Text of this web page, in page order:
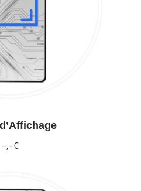
–,–€